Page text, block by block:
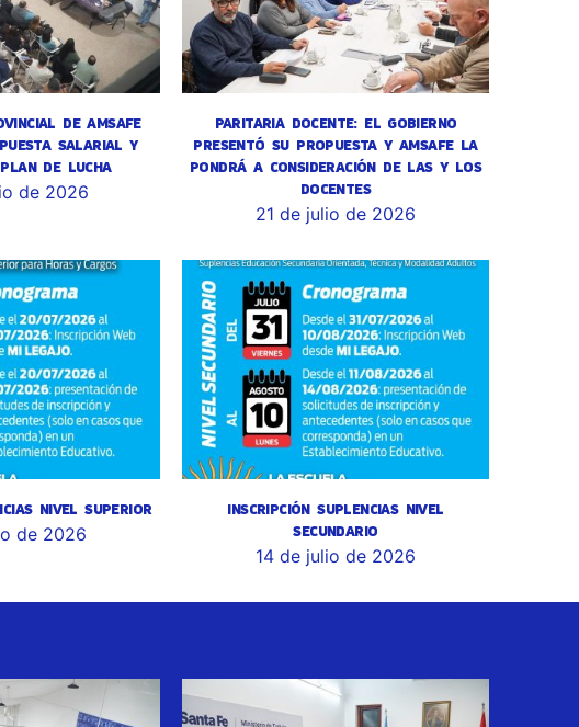
DE AMSAFE
SALARIAL Y
DE LUCHA
de 2026
PARITARIA DOCENTE: EL GOBIERNO
PRESENTÓ SU PROPUESTA Y AMSAFE LA
PONDRÁ A CONSIDERACIÓN DE LAS Y LOS
DOCENTES
21 de julio de 2026
NIVEL SUPERIOR
de 2026
INSCRIPCIÓN SUPLENCIAS NIVEL
SECUNDARIO
14 de julio de 2026